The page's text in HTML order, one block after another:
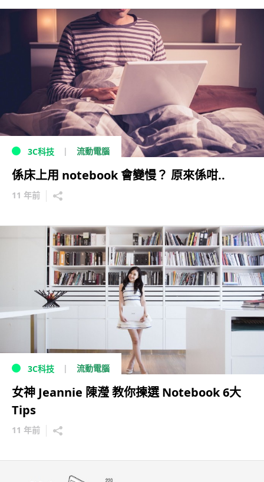
3C科技 流動電腦
係床上用 notebook 會變慢？ 原來係咁..
11 年前
3C科技 流動電腦
女神 Jeannie 陳瀅 教你揀選 Notebook 6大
Tips
11 年前